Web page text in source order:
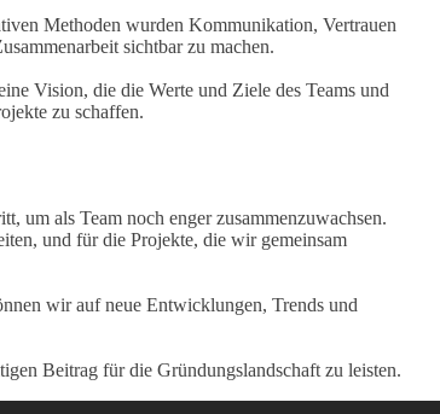
Methoden wurden Kommunikation, Vertrauen
sichtbar zu machen.
Vision, die die Werte und Ziele des Teams und
zu schaffen.
um als Team noch enger zusammenzuwachsen.
und für die Projekte, die wir gemeinsam
wir auf neue Entwicklungen, Trends und
Beitrag für die Gründungslandschaft zu leisten.